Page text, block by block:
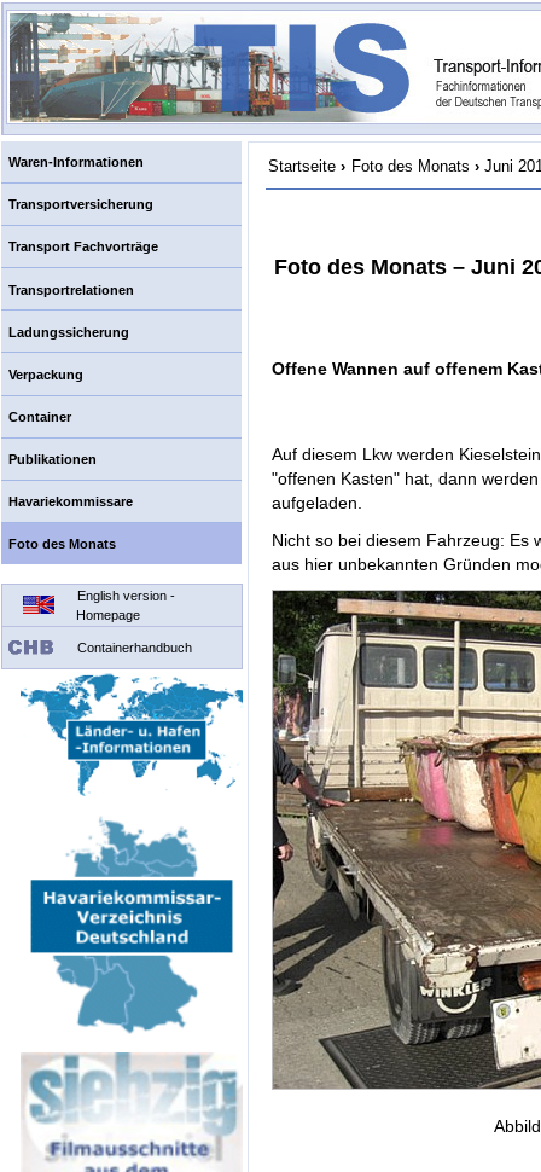
Waren-Informationen
Transportversicherung
Transport Fachvorträge
Transportrelationen
Ladungssicherung
Verpackung
Container
Publikationen
Havariekommissare
Foto des Monats
English version -
Homepage
Containerhandbuch
Startseite › Foto des Monats › Juni
Foto des Monats – Juni
Offene Wannen auf offenem
Auf diesem Lkw werden
"offenen Kasten" hat, dann
aufgeladen.
Nicht so bei diesem Fahrzeug: Es
aus hier unbekannten Gründen